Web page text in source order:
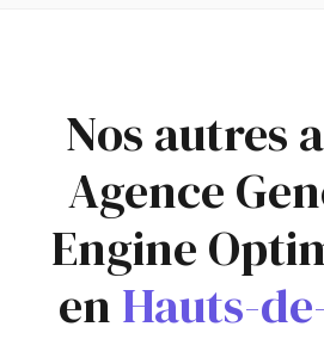
Nos autres
Agence
Engine
en Hauts-